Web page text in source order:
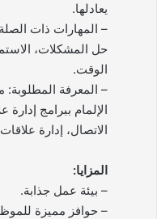
يعادلها.
– المهارات ذات
حل المشكلات،
الوقت.
– المعرفة المطلوبة:
الإلمام ببرامج إدارة
الاتصال، إدارة
المزايا:
– بيئة عمل جذابة.
– حوافز مميزة